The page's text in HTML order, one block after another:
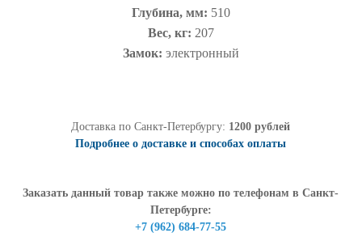
Глубина, мм: 510
Вес, кг: 207
Замок: электронный
Доставка по Санкт-Петербургу: 1200 рублей
Подробнее о доставке и способах оплаты
Заказать данный товар также можно по телефонам в Санкт-
Петербурге:
+7 (962) 684-77-55